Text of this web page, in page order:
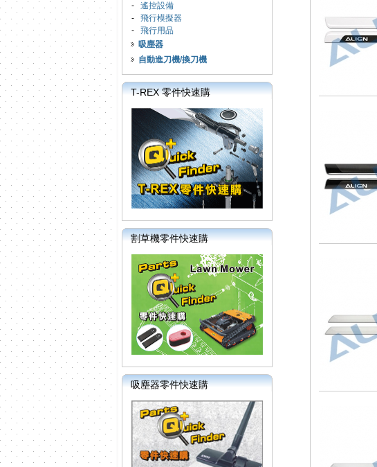
- 遙控設備
- 飛行模擬器
- 飛行用品
吸塵器
自動進刀機/換刀機
T-REX 零件快速購
割草機零件快速購
吸塵器零件快速購